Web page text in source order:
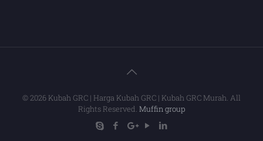
© 2026 Kubah GRC | Harga Kubah GRC | Kubah GRC Murah. All
Rights Reserved. Muffin group